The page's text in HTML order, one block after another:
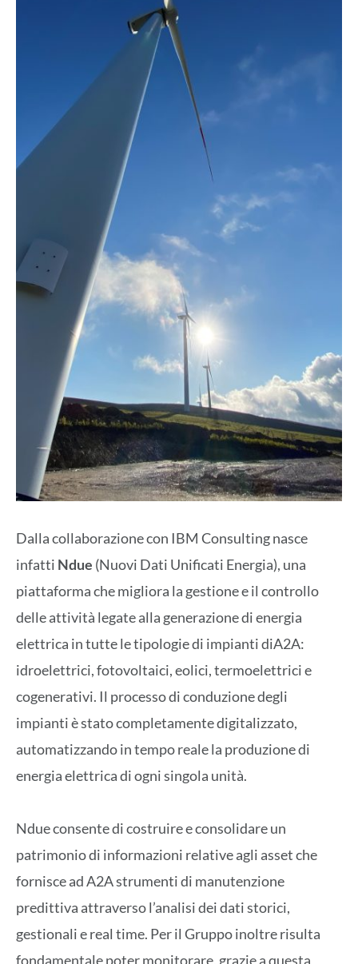
Dalla collaborazione con IBM Consulting nasce
infatti Ndue (Nuovi Dati Unificati Energia), una
piattaforma che migliora la gestione e il controllo
delle attività legate alla generazione di energia
elettrica in tutte le tipologie di impianti diA2A:
idroelettrici, fotovoltaici, eolici, termoelettrici e
cogenerativi. Il processo di conduzione degli
impianti è stato completamente digitalizzato,
automatizzando in tempo reale la produzione di
energia elettrica di ogni singola unità.
Ndue consente di costruire e consolidare un
patrimonio di informazioni relative agli asset che
fornisce ad A2A strumenti di manutenzione
predittiva attraverso l’analisi dei dati storici,
gestionali e real time. Per il Gruppo inoltre risulta
fondamentale poter monitorare, grazie a questa